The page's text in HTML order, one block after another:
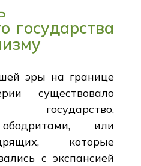
государства
эры на границе
существовало
государство,
или
которые
с экспансией